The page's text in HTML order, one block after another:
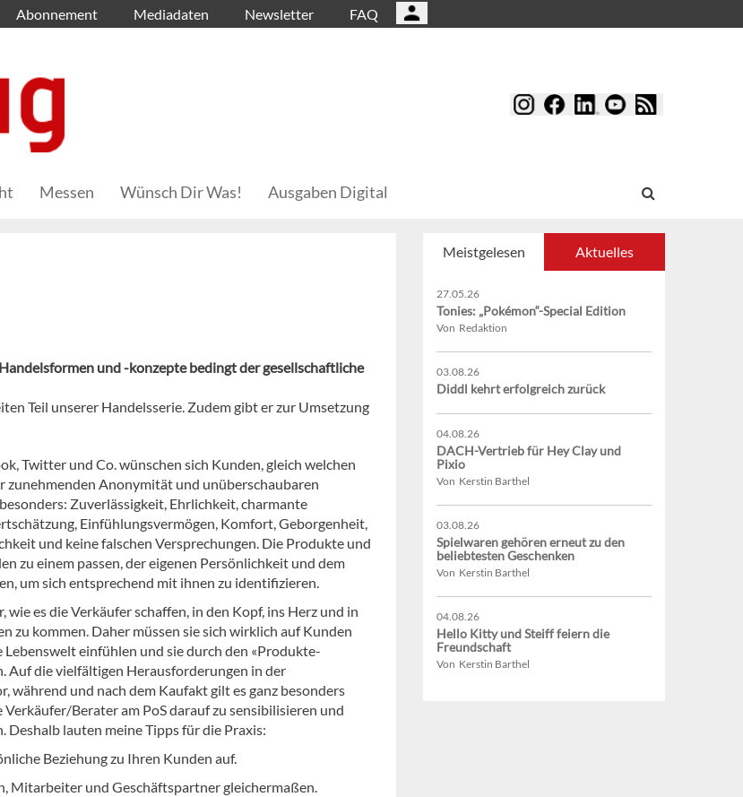
Abonnement Mediadaten Newsletter FAQ
Messen Wünsch Dir Was! Ausgaben Digital
und -konzepte bedingt der gesellschaftliche
Teil unserer Handelsserie. Zudem gibt er zur Umsetzung
Twitter und Co. wünschen sich Kunden, gleich welchen
zunehmenden Anonymität und unüberschaubaren
Zuverlässigkeit, Ehrlichkeit, charmante
Einfühlungsvermögen, Komfort, Geborgenheit,
und keine falschen Versprechungen. Die Produkte und
zu einem passen, der eigenen Persönlichkeit und dem
um sich entsprechend mit ihnen zu identifizieren.
wie es die Verkäufer schaffen, in den Kopf, ins Herz und in
zu kommen. Daher müssen sie sich wirklich auf Kunden
Lebenswelt einfühlen und sie durch den «Produkte-
Auf die vielfältigen Herausforderungen in der
während und nach dem Kaufakt gilt es ganz besonders
Verkäufer/Berater am PoS darauf zu sensibilisieren und
Deshalb lauten meine Tipps für die Praxis:
Beziehung zu Ihren Kunden auf.
Mitarbeiter und Geschäftspartner gleichermaßen.
Meistgelesen Aktuelles
27.05.26
Tonies: „Pokémon“-Special Edition
Von Redaktion
03.08.26
Diddl kehrt erfolgreich zurück
04.08.26
DACH-Vertrieb für Hey Clay und
Pixio
Von Kerstin Barthel
03.08.26
Spielwaren gehören erneut zu den
beliebtesten Geschenken
Von Kerstin Barthel
04.08.26
Hello Kitty und Steiff feiern die
Freundschaft
Von Kerstin Barthel